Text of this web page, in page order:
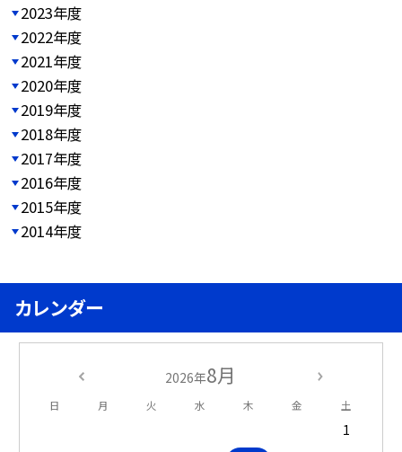
2023年度
2022年度
2021年度
2020年度
2019年度
2018年度
2017年度
2016年度
2015年度
2014年度
カレンダー
2026年8月
日 月 火 水 木 金 土
1